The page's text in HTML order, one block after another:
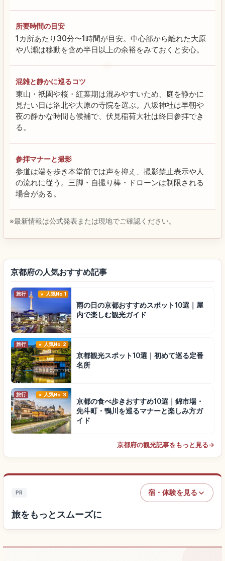
所要時間の目安
1カ所あたり30分〜1時間が目安。中心部から離れた大原
や八瀬は移動を含め半日以上の余裕をみておくと安心。
混雑と静かに巡るコツ
東山・祇園や桜・紅葉期は混みやすいため、庭を静かに
見たい日は洛北や大原の寺院を選ぶ。八坂神社は早朝や
夜の静かな時間も候補で、伏見稲荷大社は終日参拝でき
る。
参拝マナーと撮影
参道は端を歩き本堂前では声を抑え、撮影禁止表示や人
の流れに従う。三脚・自撮り棒・ドローンは制限される
場合がある。
※最新情報は公式発表または現地でご確認ください。
京都府の人気おすすめ記事
旅行 人気No.1
雨の日の京都おすすめスポット10選｜屋
内で楽しむ観光ガイド
旅行 人気No.2
京都観光スポット10選｜初めて巡る定番
名所
旅行 人気No.3
京都の食べ歩きおすすめ10選｜錦市場・
先斗町・鴨川を巡るマナーと楽しみ方ガ
イド
京都府の観光記事をもっと見る→
PR 宿・体験を見る
旅をもっとスムーズに